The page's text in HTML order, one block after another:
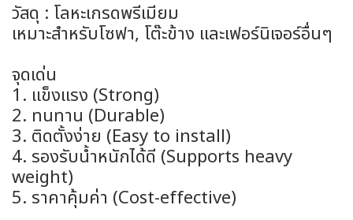
วัสดุ : โลหะเกรดพรีเมียม
เหมาะสำหรับโซฟา, โต๊ะข้าง และเฟอร์นิเจอร์อื่นๆ
จุดเด่น
1. แข็งแรง (Strong)
2. ทนทาน (Durable)
3. ติดตั้งง่าย (Easy to install)
4. รองรับน้ำหนักได้ดี (Supports heavy
weight)
5. ราคาคุ้มค่า (Cost-effective)